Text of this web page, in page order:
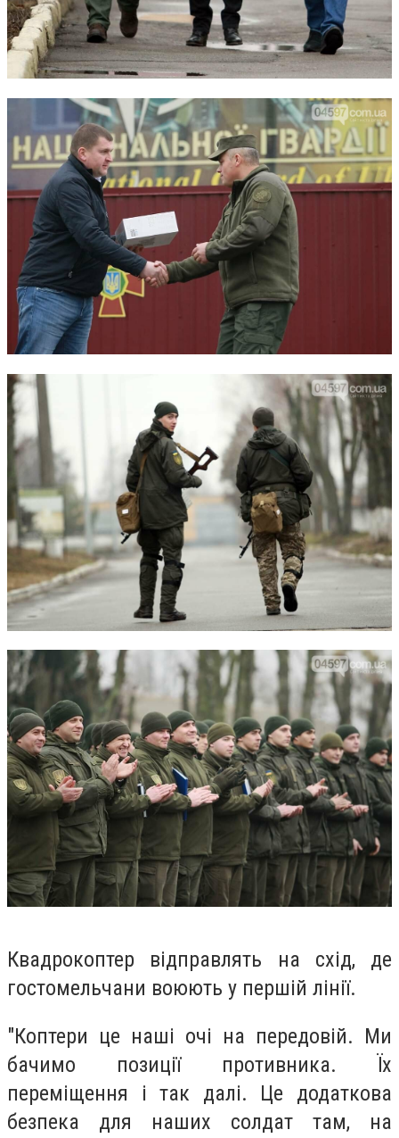
Квадрокоптер відправлять на схід, де
гостомельчани воюють у першій лінії.
"Коптери це наші очі на передовій. Ми
бачимо позиції противника. Їх
переміщення і так далі. Це додаткова
безпека для наших солдат там, на